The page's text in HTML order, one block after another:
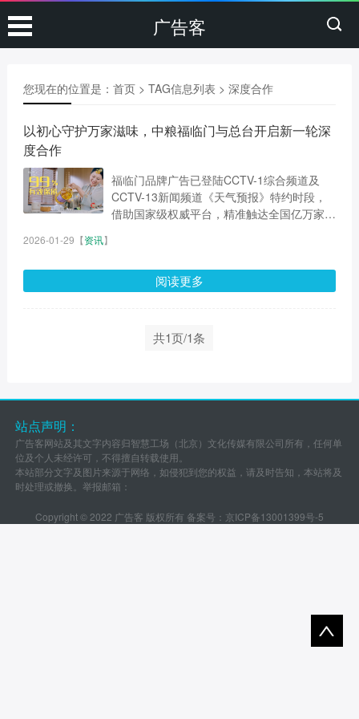
广告客
您现在的位置是： 首页> TAG信息列表 > 深度合作
以初心守护万家滋味，中粮福临门与总台开启新一轮深
度合作
福临门品牌广告已登陆CCTV-1综合频道及
CCTV-13新闻频道《天气预报》特约时段，
借助国家级权威平台，精准触达全国亿万家
2026-01-29 【资讯】
阅读更多
共1页/1条
站点声明：
广告客网站及其文字内容归智慧工场（北京）文化传媒有限公司所有，任何单
位及个人未经许可，不得擅自转载使用。
本站部分文字及图片来源于网络，如侵犯到您的权益，请及时告知，本站将及
时处理或撤换。举报邮箱：
Copyright © 2022 广告客 版权所有 备案号： 京ICP备13001399号-5